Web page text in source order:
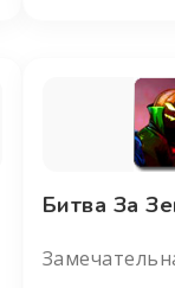
Битва За